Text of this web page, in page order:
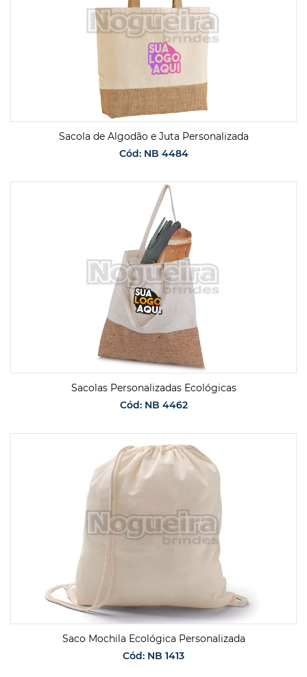
Sacola de Algodão e Juta Personalizada
Cód: NB 4484
SOLICITAR ORÇAMENTO
Sacolas Personalizadas Ecológicas
Cód: NB 4462
SOLICITAR ORÇAMENTO
Saco Mochila Ecológica Personalizada
Cód: NB 1413